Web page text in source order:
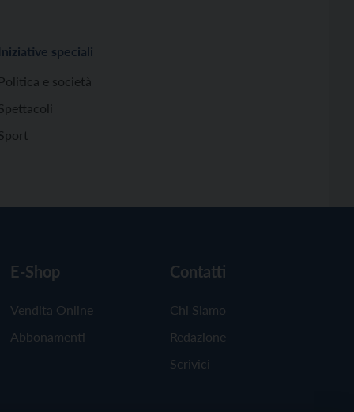
Iniziative speciali
Politica e società
E-Shop
Vendita Online
Abbonamenti
Contatti
Chi Siamo
Redazione
Scrivici